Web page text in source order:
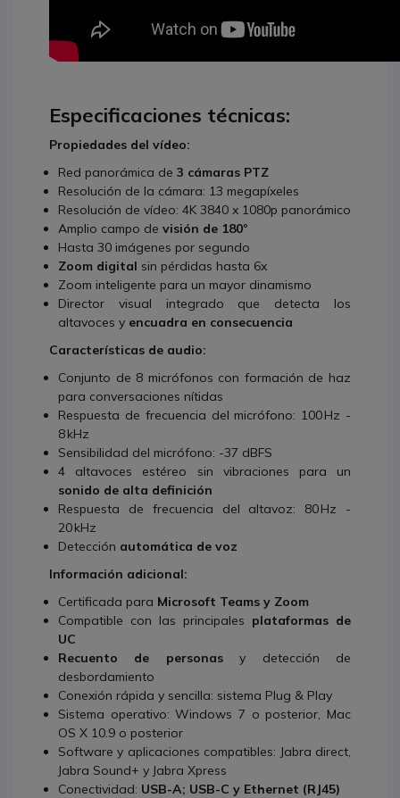
Especificaciones técnicas:
Propiedades del vídeo:
Red panorámica de 3 cámaras PTZ
Resolución de la cámara: 13 megapíxeles
Resolución de vídeo: 4K 3840 x 1080p panorámico
Amplio campo de visión de 180º
Hasta 30 imágenes por segundo
Zoom digital sin pérdidas hasta 6x
Zoom inteligente para un mayor dinamismo
Director visual integrado que detecta los
altavoces y encuadra en consecuencia
Características de audio:
Conjunto de 8 micrófonos con formación de haz
para conversaciones nítidas
Respuesta de frecuencia del micrófono: 100 Hz -
8 kHz
Sensibilidad del micrófono: -37 dBFS
4 altavoces estéreo sin vibraciones para un
sonido de alta definición
Respuesta de frecuencia del altavoz: 80 Hz -
20 kHz
Detección automática de voz
Información adicional:
Certificada para Microsoft Teams y Zoom
Compatible con las principales plataformas de
UC
Recuento de personasy detección de
desbordamiento
Conexión rápida y sencilla: sistema Plug & Play
Sistema operativo: Windows 7 o posterior, Mac
OS X 10.9 o posterior
Software y aplicaciones compatibles: Jabra direct,
Jabra Sound+ y Jabra Xpress
Conectividad: USB-A; USB-C y Ethernet (RJ45)